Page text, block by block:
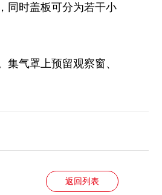
同时盖板可分为若干小
气罩上预留观察窗、
返回列表